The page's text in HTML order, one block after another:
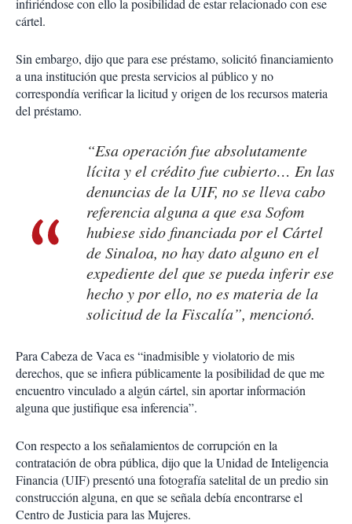
infiriéndose con ello la posibilidad de estar relacionado con ese
cártel.
Sin embargo, dijo que para ese préstamo, solicitó financiamiento
a una institución que presta servicios al público y no
correspondía verificar la licitud y origen de los recursos materia
del préstamo.
“Esa operación fue absolutamente
lícita y el crédito fue cubierto… En las
denuncias de la UIF, no se lleva cabo
referencia alguna a que esa Sofom
hubiese sido financiada por el Cártel
de Sinaloa, no hay dato alguno en el
expediente del que se pueda inferir ese
hecho y por ello, no es materia de la
solicitud de la Fiscalía”, mencionó.
Para Cabeza de Vaca es “inadmisible y violatorio de mis
derechos, que se infiera públicamente la posibilidad de que me
encuentro vinculado a algún cártel, sin aportar información
alguna que justifique esa inferencia”.
Con respecto a los señalamientos de corrupción en la
contratación de obra pública, dijo que la Unidad de Inteligencia
Financia (UIF) presentó una fotografía satelital de un predio sin
construcción alguna, en que se señala debía encontrarse el
Centro de Justicia para las Mujeres.